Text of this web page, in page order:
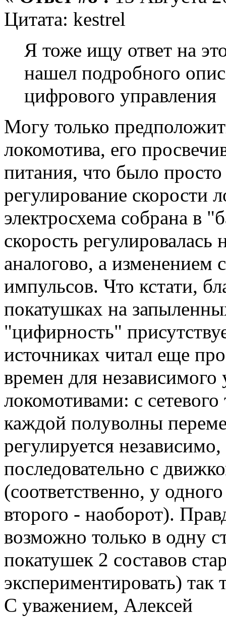
Цитата: kestrel
Я тоже ищу ответ на
нашел подробного
цифрового управления
Могу только
локомотива, его
питания, что было
регулирование скорости
электросхема собрана в
скорость
аналогово, а изменением
импульсов. Что кстати,
покатушках на
"цифирность"
источниках читал еще
времен для
локомотивами: с
каждой полуволны
регулируется
последовательно с
(соответственно, у
второго - наоборот).
возможно только в одну
покатушек 2 составов
экспериментировать) так
С уважением, Алексей